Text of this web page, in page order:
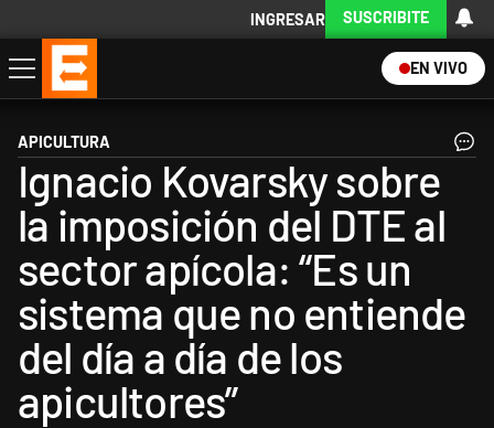
INGRESAR SUSCRIBITE
EN VIVO
Economía
Política
Internacional
Actualidad
Descargá la App
APICULTURA
Ignacio Kovarsky sobre
la imposición del DTE al
sector apícola: “Es un
sistema que no entiende
del día a día de los
apicultores”